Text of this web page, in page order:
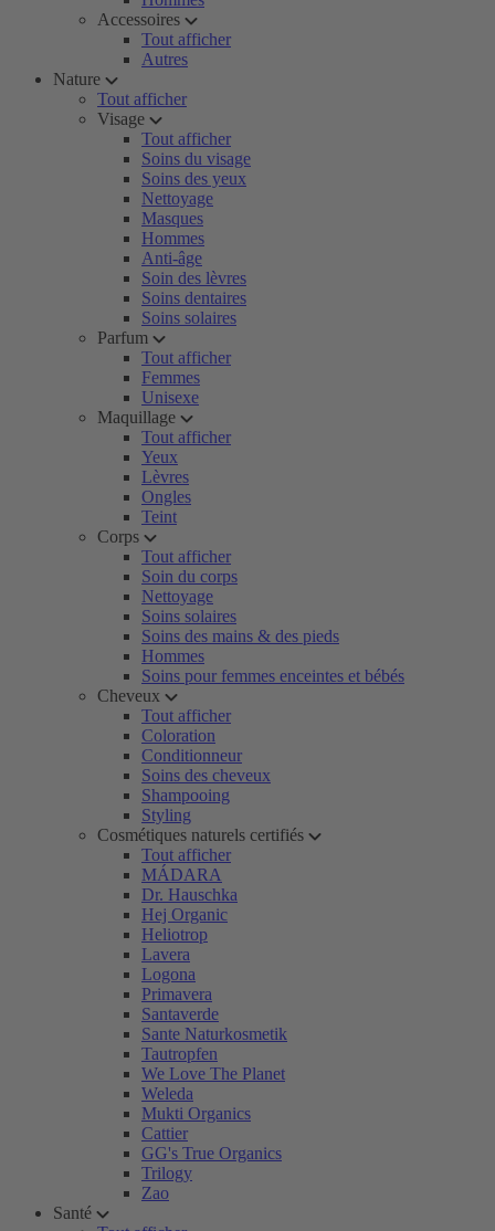
Accessoires
Tout afficher
Autres
Nature
Tout afficher
Visage
Tout afficher
Soins du visage
Soins des yeux
Nettoyage
Masques
Hommes
Anti-âge
Soin des lèvres
Soins dentaires
Soins solaires
Parfum
Tout afficher
Femmes
Unisexe
Maquillage
Tout afficher
Yeux
Lèvres
Ongles
Teint
Corps
Tout afficher
Soin du corps
Nettoyage
Soins solaires
Soins des mains & des pieds
Hommes
Soins pour femmes enceintes et bébés
Cheveux
Tout afficher
Coloration
Conditionneur
Soins des cheveux
Shampooing
Styling
Cosmétiques naturels certifiés
Tout afficher
MÁDARA
Dr. Hauschka
Hej Organic
Heliotrop
Lavera
Logona
Primavera
Santaverde
Sante Naturkosmetik
Tautropfen
We Love The Planet
Weleda
Mukti Organics
Cattier
GG's True Organics
Trilogy
Zao
Santé